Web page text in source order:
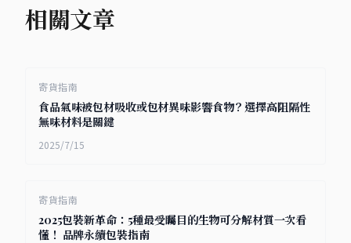
相關文章
寄貨指南
食品氣味被包材吸收或包材異味影響食物？選擇高阻隔性
無味材料是關鍵
2025/7/15
寄貨指南
2025包裝新革命：5種最受矚目的生物可分解材質一次看
懂！ 品牌永續包裝指南